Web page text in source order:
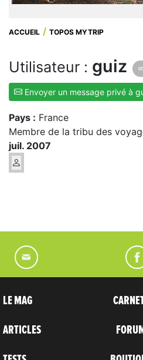
ACCUEIL TOPOS MYTRIP
Utilisateur : guiz
Envoyer un message privé à
Pays : France
Membre de la tribu des
juil. 2007
LE MAG
ARTICLES FORUM